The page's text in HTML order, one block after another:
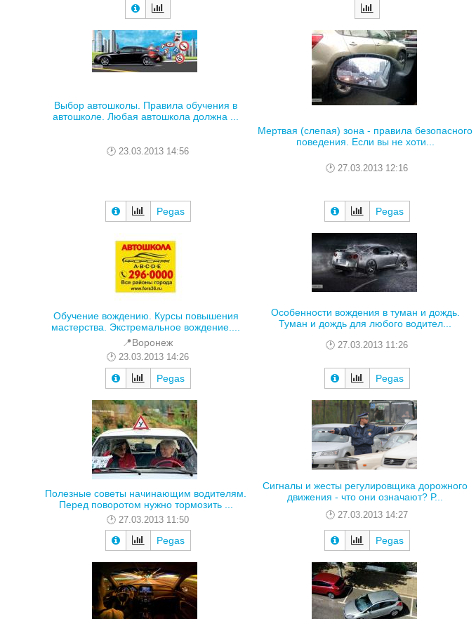
Выбор автошколы. Правила обучения в
автошколе. Любая автошкола должна ...
23.03.2013 14:56
Pegas
Мертвая (слепая) зона - правила безопасного
поведения. Если вы не хоти...
27.03.2013 12:16
Pegas
Обучение вождению. Курсы повышения
мастерства. Экстремальное вождение....
📍Воронеж
23.03.2013 14:26
Pegas
Особенности вождения в туман и дождь.
Туман и дождь для любого водител...
27.03.2013 11:26
Pegas
Полезные советы начинающим водителям.
Перед поворотом нужно тормозить ...
27.03.2013 11:50
Pegas
Сигналы и жесты регулировщика дорожного
движения - что они означают? Р...
27.03.2013 14:27
Pegas